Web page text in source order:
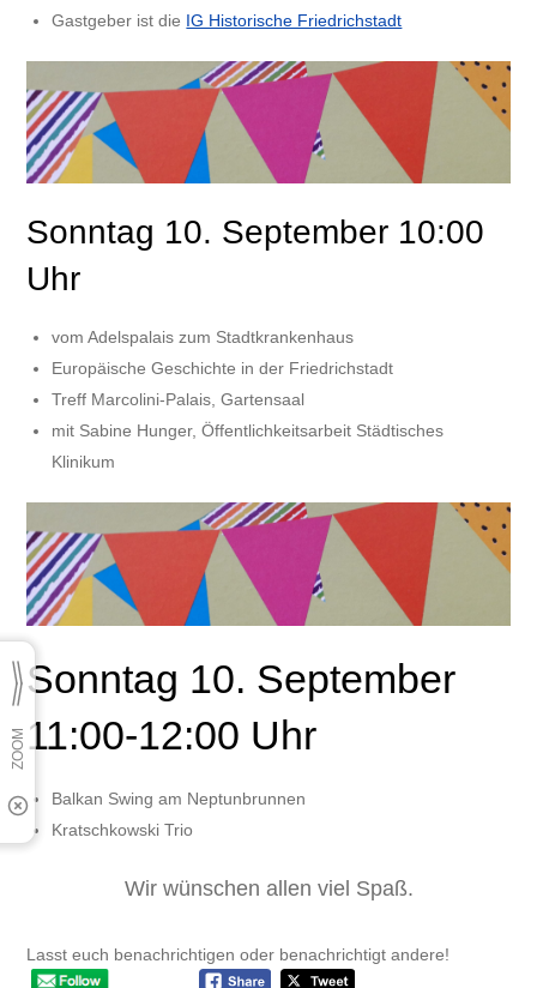
Gastgeber ist die IG Historische Friedrichstadt
Sonntag 10. September 10:00
Uhr
vom Adelspalais zum Stadtkrankenhaus
Europäische Geschichte in der Friedrichstadt
Treff Marcolini-Palais, Gartensaal
mit Sabine Hunger, Öffentlichkeitsarbeit Städtisches
Klinikum
Sonntag 10. September
11:00-12:00 Uhr
Balkan Swing am Neptunbrunnen
Kratschkowski Trio
Wir wünschen allen viel Spaß.
Lasst euch benachrichtigen oder benachrichtigt andere!